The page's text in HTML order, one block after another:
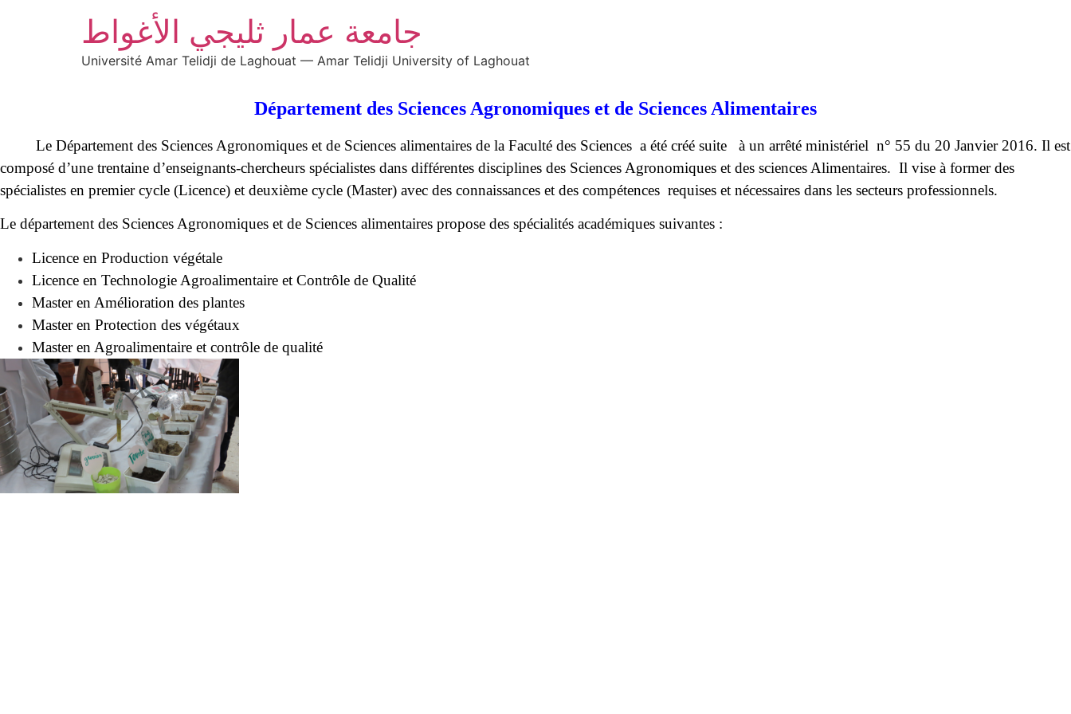
جامعة عمار ثليجي الأغواط
Université Amar Telidji de Laghouat — Amar Telidji University of Laghouat
Département des Sciences Agronomiques et de Sciences Alimentaires
Le Département des Sciences Agronomiques et de Sciences alimentaires de la Faculté des Sciences a été créé suite à un arrêté ministériel n° 55 du 20 Janvier 2016. Il est
composé d’une trentaine d’enseignants-chercheurs spécialistes dans différentes disciplines des Sciences Agronomiques et des sciences Alimentaires. Il vise à former des
spécialistes en premier cycle (Licence) et deuxième cycle (Master) avec des connaissances et des compétences requises et nécessaires dans les secteurs professionnels.
Le département des Sciences Agronomiques et de Sciences alimentaires propose des spécialités académiques suivantes :
Licence en Production végétale
Licence en Technologie Agroalimentaire et Contrôle de Qualité
Master en Amélioration des plantes
Master en Protection des végétaux
Master en Agroalimentaire et contrôle de qualité